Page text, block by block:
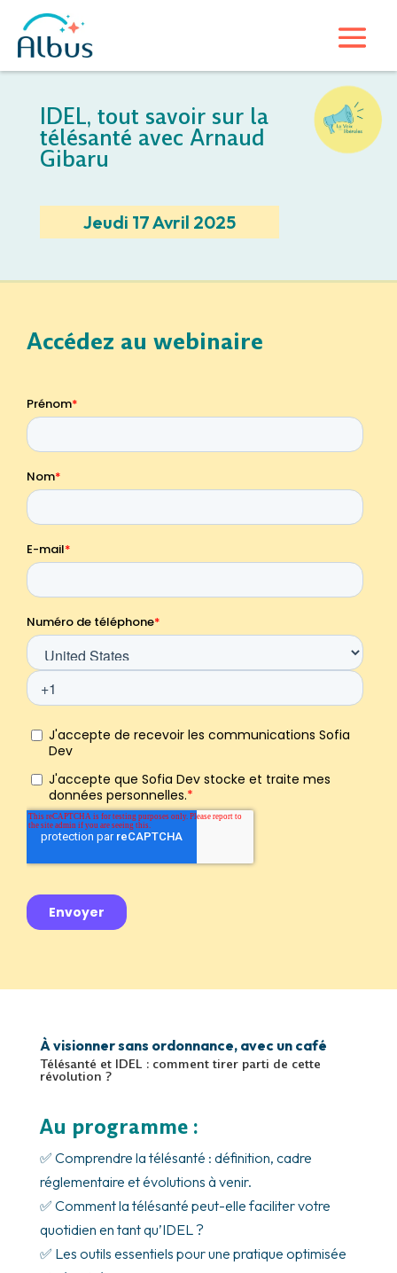
IDEL, tout savoir sur la
télésanté avec Arnaud
Gibaru
Jeudi 17 Avril 2025
À visionner sans ordonnance, avec un café
Télésanté et IDEL : comment tirer parti de cette
révolution ?
Au programme :
✅ Comprendre la télésanté : définition, cadre
réglementaire et évolutions à venir.
✅ Comment la télésanté peut-elle faciliter votre
quotidien en tant qu’IDEL ?
✅ Les outils essentiels pour une pratique optimisée
Accédez au webinaire